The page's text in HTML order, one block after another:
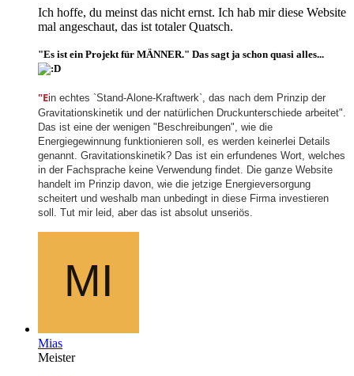
Ich hoffe, du meinst das nicht ernst. Ich hab mir diese Website
mal angeschaut, das ist totaler Quatsch.
"Es ist ein Projekt für MÄNNER." Das sagt ja schon quasi alles...
"Ein echtes `Stand-Alone-Kraftwerk`, das nach dem Prinzip der
Gravitationskinetik und der natürlichen Druckunterschiede arbeitet".
Das ist eine der wenigen "Beschreibungen", wie die
Energiegewinnung funktionieren soll, es werden keinerlei Details
genannt. Gravitationskinetik? Das ist ein erfundenes Wort, welches
in der Fachsprache keine Verwendung findet. Die ganze Website
handelt im Prinzip davon, wie die jetzige Energieversorgung
scheitert und weshalb man unbedingt in diese Firma investieren
soll. Tut mir leid, aber das ist absolut unseriös.
Mias
Meister